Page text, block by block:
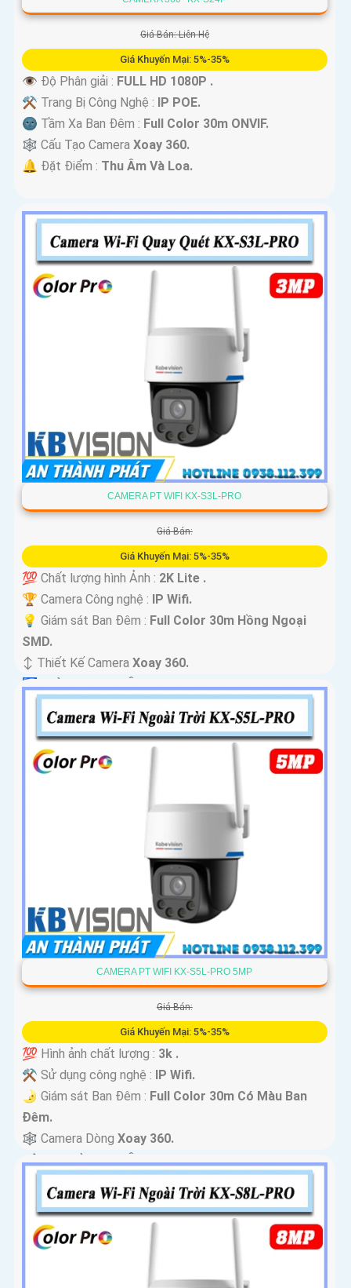
Giá Bán: Liên Hệ
Giá Khuyến Mại: 5%-35%
👁 Độ Phân giải : FULL HD 1080P .
⚒ Trang Bị Công Nghệ : IP POE.
🌚 Tầm Xa Ban Đêm : Full Color 30m ONVIF.
🕸️ Cấu Tạo Camera Xoay 360.
️🔔 Đặt Điểm : Thu Âm Và Loa.
CAMERA PT WIFI KX-S3L-PRO
Giá Bán:
Giá Khuyến Mại: 5%-35%
💯 Chất lượng hình Ảnh : 2K Lite .
🏆 Camera Công nghệ : IP Wifi.
💡 Giám sát Ban Đêm : Full Color 30m Hồng Ngoại
SMD.
↕️ Thiết Kế Camera Xoay 360.
️🛃 Khả Năng :Thu Âm.
CAMERA PT WIFI KX-S5L-PRO 5MP
Giá Bán:
Giá Khuyến Mại: 5%-35%
💯 Hình ảnh chất lượng : 3k .
⚒ Sử dụng công nghệ : IP Wifi.
🌛 Giám sát Ban Đêm : Full Color 30m Có Màu Ban
Ðêm.
🕸️ Camera Dòng Xoay 360.
️📢 Đặt Điểm :Thu Âm Và Loa.